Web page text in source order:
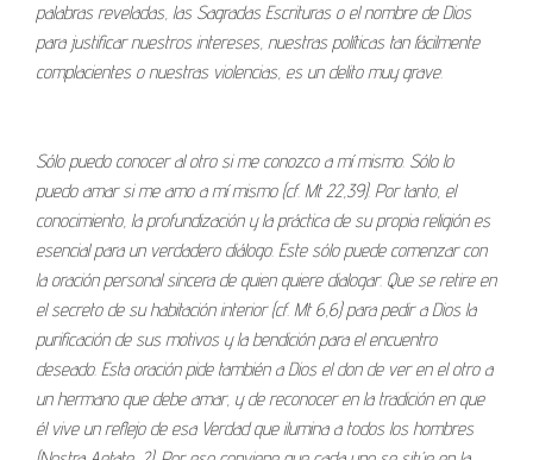
palabras reveladas, las Sagradas Escrituras o el nombre de Dios
para justificar nuestros intereses, nuestras políticas tan fácilmente
complacientes o nuestras violencias, es un delito muy grave.
Sólo puedo conocer al otro si me conozco a mí mismo. Sólo lo
puedo amar si me amo a mí mismo (cf. Mt 22,39). Por tanto, el
conocimiento, la profundización y la práctica de su propia religión es
esencial para un verdadero diálogo. Este sólo puede comenzar con
la oración personal sincera de quien quiere dialogar. Que se retire en
el secreto de su habitación interior (cf. Mt 6,6) para pedir a Dios la
purificación de sus motivos y la bendición para el encuentro
deseado. Esta oración pide también a Dios el don de ver en el otro a
un hermano que debe amar, y de reconocer en la tradición en que
él vive un reflejo de esa Verdad que ilumina a todos los hombres